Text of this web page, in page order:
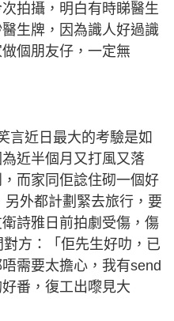
拍攝，明白有時睇醫生
生牌，因為識人好過識
個朋友仔，一定無
言近日最大的考驗是如
近半個月又打風又落
而家同佢諗住砌一個好
外都計劃緊去旅行，要
詩雅日前拍劇受傷，傷
方：「佢先生好叻，已
需要太擔心，我有send
番，復工出嚟見大